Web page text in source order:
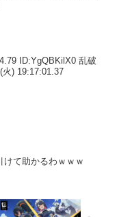
ID:YgQBKilX0 乱破
) 19:17:01.37
けて助かるわｗｗｗ